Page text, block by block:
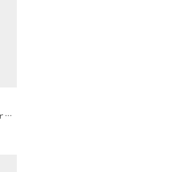
ヴァイオレット ＆ ダッシュ from「 Ｍｒ．インクレディブル 」 ディズニー blue119